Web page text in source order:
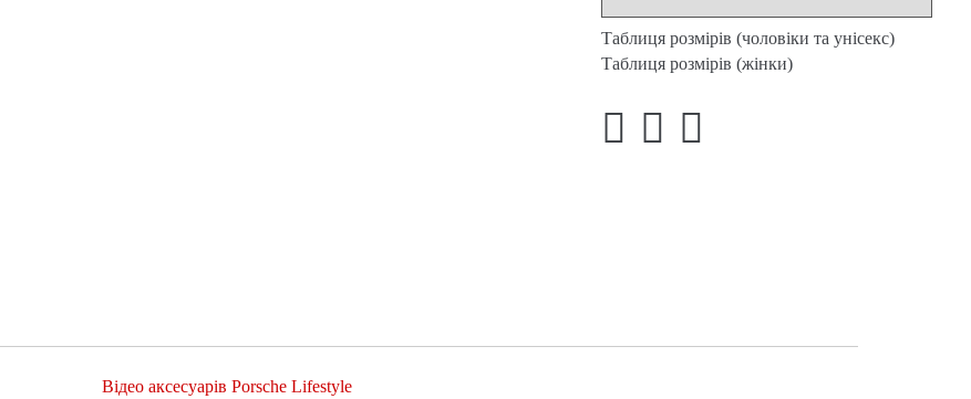
Таблиця розмірів (чоловіки та унісекс)
Таблиця розмірів (жінки)
Відео аксесуарів Porsche Lifestyle